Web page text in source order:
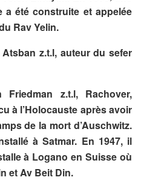
a été construite et appelée
Rav Yelin.
z.t.l, auteur du sefer
Friedman z.t.l, Rachover,
à l’Holocauste après avoir
de la mort d’Auschwitz.
à Satmar. En 1947, il
à Logano en Suisse où
et Av Beit Din.